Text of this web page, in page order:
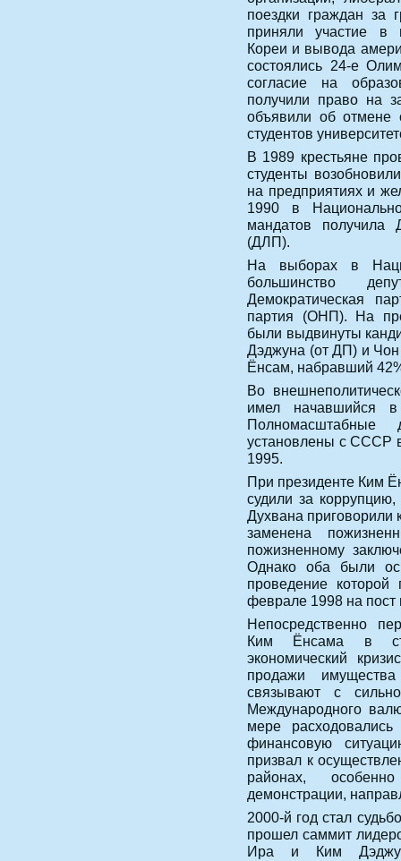
поездки граждан за
приняли участие в
Кореи и вывода
состоялись 24-е
согласие на
получили право на
объявили об отмене
студентов
В 1989 крестьяне
студенты
на предприятиях и
1990 в
мандатов получила
(ДЛП).
На выборах в
большинство
Демократическая
партия (ОНП). На
были выдвинуты
Дэджуна (от ДП) и
Ёнсам, набравший
Во
имел начавшийся
Полномасштабные
установлены с СССР
1995.
При президенте Ким
судили за
Духвана приговорили
заменена
пожизненному
Однако оба были
проведение которой
феврале 1998 на
Непосредственно
Ким Ёнсама в
экономический
продажи
связывают с
Международного
мере
финансовую
призвал к
районах,
демонстрации,
2000-й год стал
прошел саммит
Ира и Ким